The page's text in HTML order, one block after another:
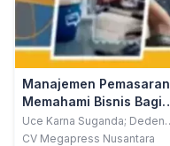
Manajemen Pemasaran
Memahami Bisnis Bagi
Mahasiswa
Uce Karna Suganda; Deden
Hadi Kushendar
CV Megapress Nusantara